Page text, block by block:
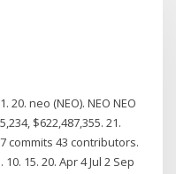
20. neo (NEO). NEO NEO
$622,487,355. 21.
commits 43 contributors.
15. 20. Apr 4 Jul 2 Sep